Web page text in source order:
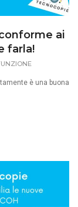
ai
farla!
è una buona